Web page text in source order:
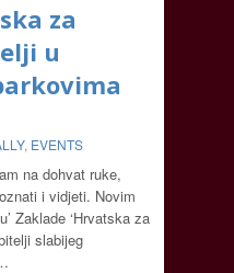
za
u
, EVENTS
na dohvat ruke,
i vidjeti. Novim
Zaklade ‘Hrvatska za
slabijeg